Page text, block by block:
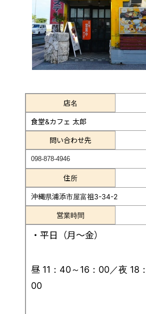
店名
食堂&カフェ 太郎
問い合わせ先
098-878-4946
住所
沖縄県浦添市屋富祖3-34-2
営業時間
・平日（月～金）
昼 11：40～16：00／夜 18
00